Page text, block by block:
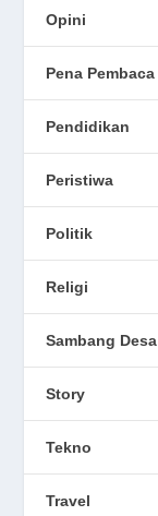
Opini
Pena Pembaca
Pendidikan
Peristiwa
Politik
Religi
Sambang Desa
Story
Tekno
Travel